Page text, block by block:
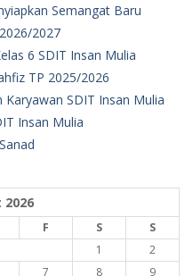
Semangat Baru
2027
6 SDIT Insan Mulia
TP 2025/2026
Karyawan SDIT Insan Mulia
Insan Mulia
F S
S
1
2
7 8
9